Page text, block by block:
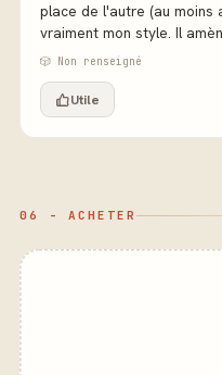
place de l'autre (au moins
vraiment mon style. Il
🎲 Non renseigné
Utile
06 - ACHETER